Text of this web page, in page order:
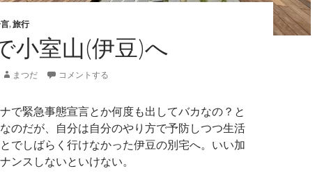
,旅行
小室山(伊豆)へ
まつだ コメントする
で緊急事態宣言とか何度も出してバカなの？と
のだが、自分は自分のやり方で予防しつつ生活
でしばらく行けなかった伊豆の別宅へ。いい加
ンスしないといけない。